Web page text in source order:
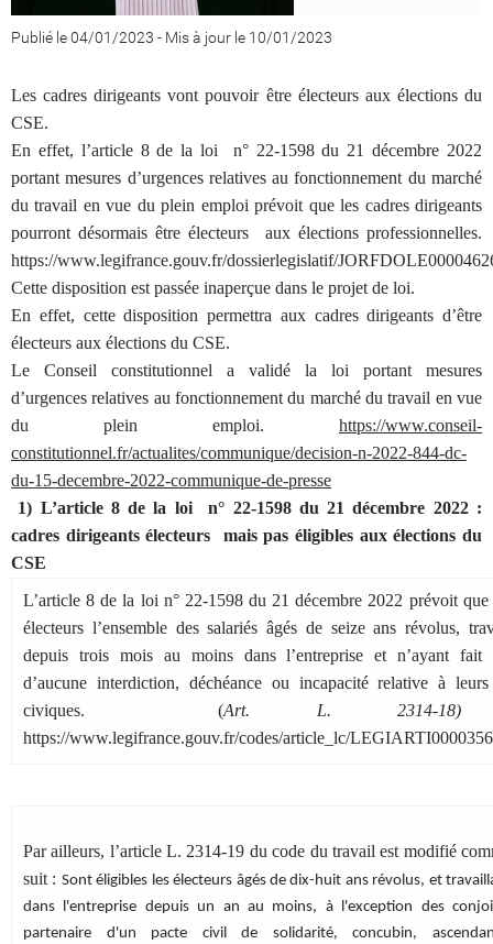
Publié le 04/01/2023 - Mis à jour le 10/01/2023
Les cadres dirigeants vont pouvoir être électeurs aux élections du
CSE.
En effet, l’article 8 de la loi n° 22-1598 du 21 décembre 2022
portant mesures d’urgences relatives au fonctionnement du marché
du travail en vue du plein emploi prévoit que les cadres dirigeants
pourront désormais être électeurs aux élections professionnelles.
https://www.legifrance.gouv.fr/dossierlegislatif/
Cette disposition est passée inaperçue dans le projet de loi.
En effet, cette disposition permettra aux cadres dirigeants d’être
électeurs aux élections du CSE.
Le Conseil constitutionnel a validé la loi portant mesures
d’urgences relatives au fonctionnement du marché du travail en vue
du plein emploi. https://www.conseil-
constitutionnel.fr/actualites/communique/decision-n-2022-844-dc-
du-15-decembre-2022-communique-de-presse
1) L’article 8 de la loi n° 22-1598 du 21 décembre 2022 :
cadres dirigeants électeurs mais pas éligibles aux élections du
CSE
L’article 8 de la loi n° 22-1598 du 21 décembre 2022 prévoit que
électeurs l’ensemble des salariés âgés de seize ans révolus,
depuis trois mois au moins dans l’entreprise et n’ayant fait
d’aucune interdiction, déchéance ou incapacité relative à
civiques. (Art. L.
https://www.legifrance.gouv.fr/codes/article_lc/
Par ailleurs, l’article L. 2314-19 du code du travail est modifié
suit : Sont éligibles les électeurs âgés de dix-huit ans révolus, et
dans l'entreprise depuis un an au moins, à l'exception des
partenaire d'un pacte civil de solidarité, concubin,